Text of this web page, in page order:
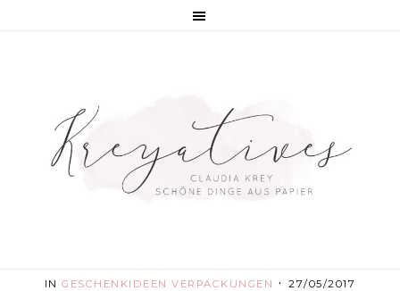
INGESCHENKIDEEN VERPACKUNGEN ·27/05/2017